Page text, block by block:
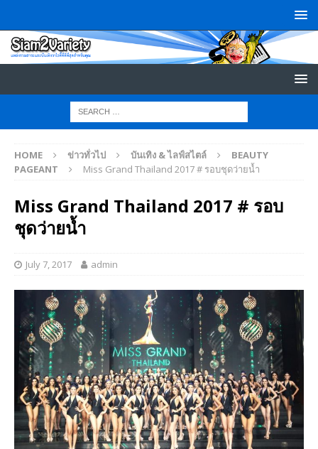
HOME ข่าวทั่วไป บันเทิง & ไลฟ์สไตล์
BEAUTY
PAGEANT
Miss Grand Thailand 2017 # รอบชุดว่ายน้ำ
Miss Grand Thailand 2017 # รอบ
ชุดว่ายน้ำ
July 7, 2017 admin